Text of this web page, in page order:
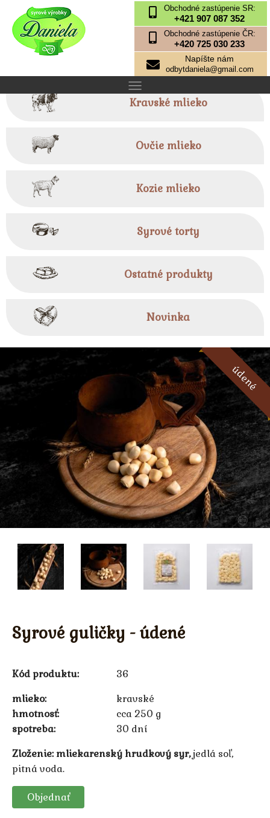
Obchodné zastúpenie SR:
+421 907 087 352
Obchodné zastúpenie ČR:
+420 725 030 233
Napíšte nám
odbytdaniela@gmail.com
Kravské mlieko
Ovčie mlieko
Kozie mlieko
Syrové torty
Ostatné produkty
Novinka
údené
Syrové guličky - údené
Kód produktu: 36
Zloženie: mliekarenský hrudkový syr,jedlá soľ,
pitná voda.
mlieko
kravské
hmotnosť
cca 250 g
spotreba
30 dní
Objednať